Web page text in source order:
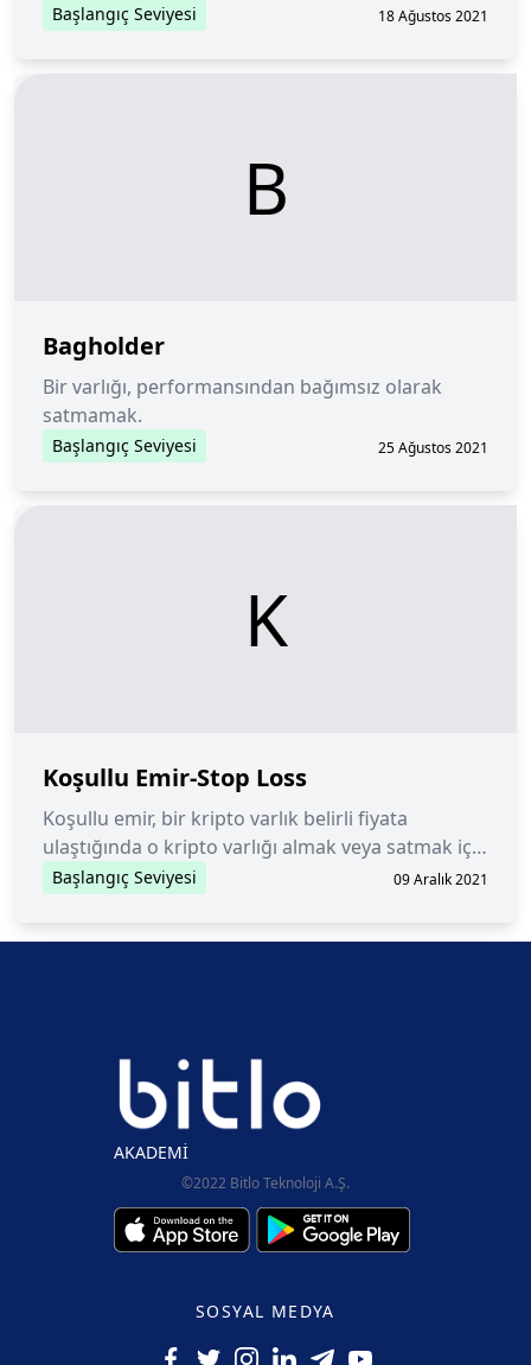
yatırımcılara atıfta bulunan bir terim.
Başlangıç Seviyesi 18 Ağustos 2021
B
Bagholder
Bir varlığı, performansından bağımsız olarak
satmamak.
Başlangıç Seviyesi 25 Ağustos 2021
K
Koşullu Emir-Stop Loss
Koşullu emir, bir kripto varlık belirli fiyata
ulaştığında o kripto varlığı almak veya satmak için
aracıya verilen emirdir.
Başlangıç Seviyesi 09 Aralık 2021
AKADEMİ
©2022 Bitlo Teknoloji A.Ş.
SOSYAL MEDYA